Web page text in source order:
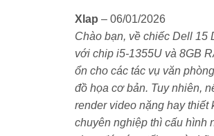
Bàn phím và touchpad – Nhập liệu
tốt công việc
Dell DC15250 có bàn phím full-size
riêng. Hành trình phím tốt, độ nảy rõ,
lâu mà không mỏi. Một số phiên bản
hữu ích khi làm việc ban đêm.
Xlap – 06/01/2026
Chào bạn, về chiếc Dell 15
với chip i5-1355U và 8GB
ổn cho các tác vụ văn
đồ họa cơ bản. Tuy nhiên,
render video nặng hay thiết
chuyên nghiệp thì cấu hình